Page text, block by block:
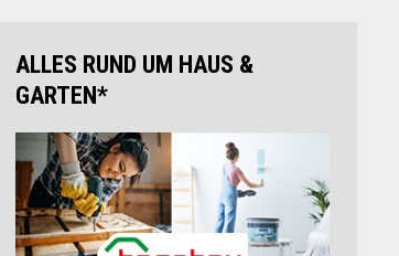
ALLES RUND UM HAUS &
GARTEN*